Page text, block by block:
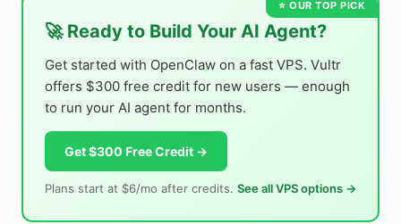
🚀 Ready to Build Your AI Agent?
Get started with OpenClaw on a fast VPS. Vultr
offers $300 free credit for new users — enough
to run your AI agent for months.
Get $300 Free Credit →
Plans start at $6/mo after credits. See all VPS options →